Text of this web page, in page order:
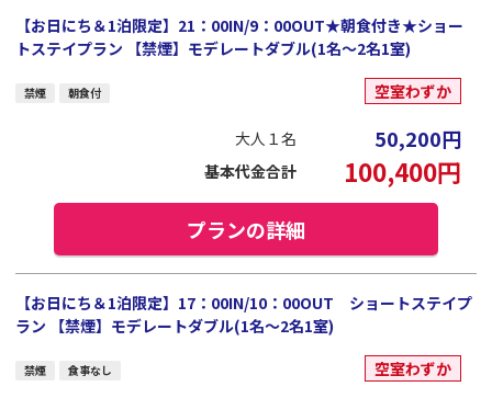
【お日にち＆1泊限定】21：00IN/9：00OUT★朝食付き★ショー
トステイプラン 【禁煙】モデレートダブル(1名～2名1室)
禁煙 朝食付 空室わずか
大人１名 50,200円
基本代金合計 100,400円
プランの詳細
【お日にち＆1泊限定】17：00IN/10：00OUT ショートステイプ
ラン 【禁煙】モデレートダブル(1名～2名1室)
禁煙 食事なし 空室わずか